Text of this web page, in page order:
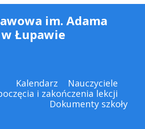
im. Adama
Łupawie
Kalendarz
Nauczyciele
i zakończenia lekcji
Dokumenty szkoły